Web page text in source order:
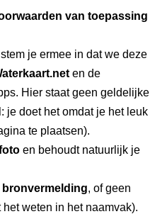
van toepassing
je ermee in dat we deze
en de
Hier staat geen geldelijke
je doet het omdat je het leuk
te plaatsen).
en behoudt natuurlijk je
bronvermelding, of geen
weten in het naamvak).